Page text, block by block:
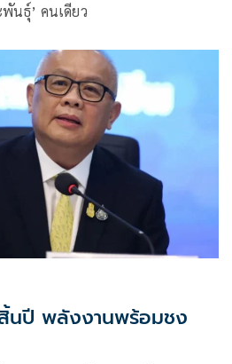
พันธุ์’ คนเดียว
อมชง